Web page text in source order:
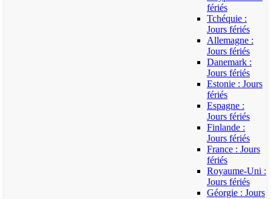
fériés
Tchéquie :
Jours fériés
Allemagne :
Jours fériés
Danemark :
Jours fériés
Estonie : Jours
fériés
Espagne :
Jours fériés
Finlande :
Jours fériés
France : Jours
fériés
Royaume-Uni :
Jours fériés
Géorgie : Jours